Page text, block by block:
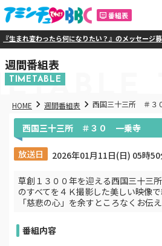
番組表
生まれ変わったら何になりたい？』のメッセージ募
週間番組表
TIMETABLE
HOME 週間番組表 西国三十三所 ＃３
西国三十三所 ＃３０ 一乗寺
放送日 2026年01月11日(日) 05時
草創１３００年を迎える西国三十三
のすべてを４Ｋ撮影した美しい映像
「慈悲の心」を余すところなくお伝え
番組内容